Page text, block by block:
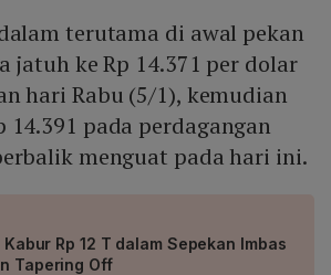
terutama di awal pekan
jatuh ke Rp 14.371 per dolar
hari Rabu (5/1), kemudian
14.391 pada perdagangan
menguat pada hari ini.
Rp 12 T dalam Sepekan Imbas
Tapering Off